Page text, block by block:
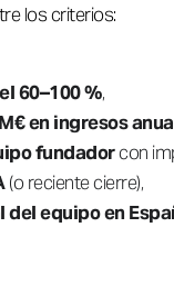
los criterios:
60–100 %,
en ingresos
fundadorcon
(o reciente cierre),
equipo en